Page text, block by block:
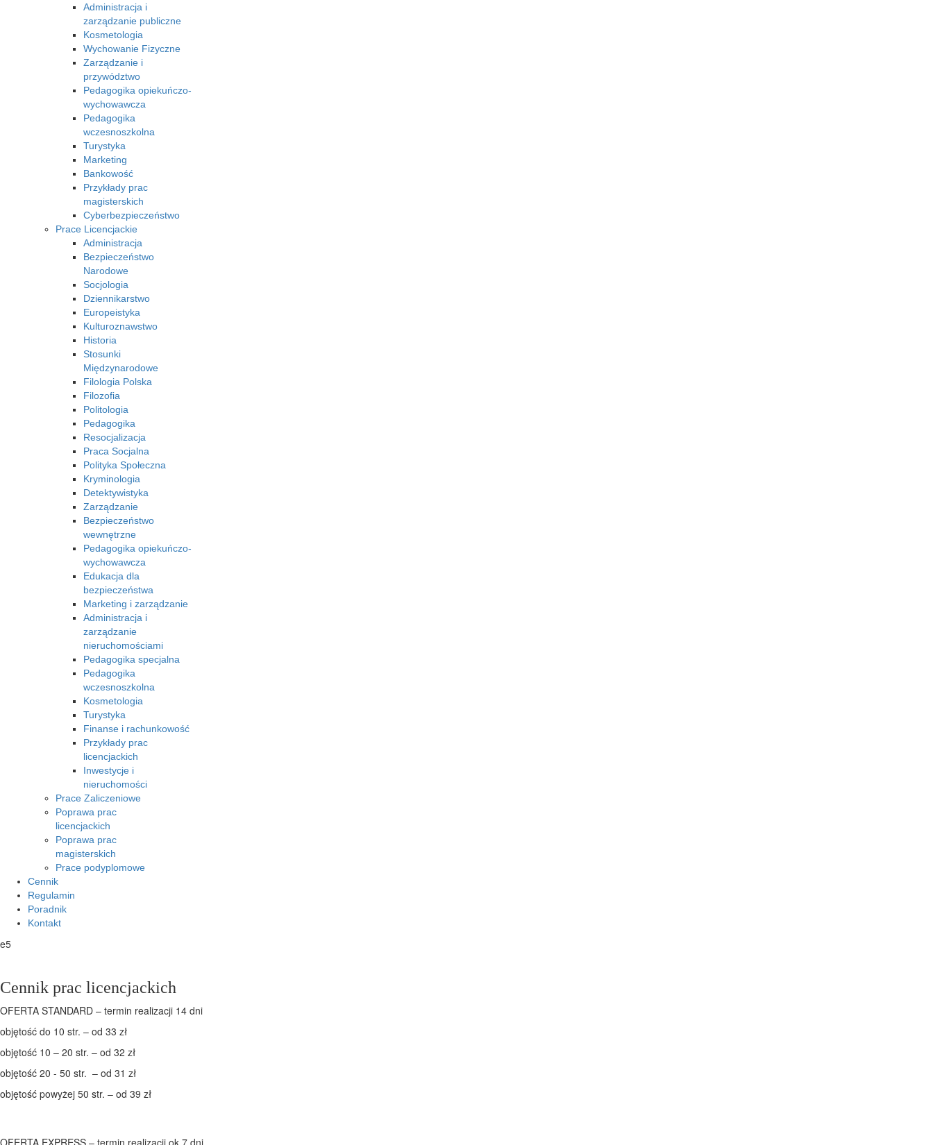
Administracja i
zarządzanie publiczne
Kosmetologia
Wychowanie Fizyczne
Zarządzanie i
przywództwo
Pedagogika opiekuńczo-
wychowawcza
Pedagogika
wczesnoszkolna
Turystyka
Marketing
Bankowość
Przykłady prac
magisterskich
Cyberbezpieczeństwo
Prace Licencjackie
Administracja
Bezpieczeństwo
Narodowe
Socjologia
Dziennikarstwo
Europeistyka
Kulturoznawstwo
Historia
Stosunki
Międzynarodowe
Filologia Polska
Filozofia
Politologia
Pedagogika
Resocjalizacja
Praca Socjalna
Polityka Społeczna
Kryminologia
Detektywistyka
Zarządzanie
Bezpieczeństwo
wewnętrzne
Pedagogika opiekuńczo-
wychowawcza
Edukacja dla
bezpieczeństwa
Marketing i zarządzanie
Administracja i
zarządzanie
nieruchomościami
Pedagogika specjalna
Pedagogika
wczesnoszkolna
Kosmetologia
Turystyka
Finanse i rachunkowość
Przykłady prac
licencjackich
Inwestycje i
nieruchomości
Prace Zaliczeniowe
Poprawa prac
licencjackich
Poprawa prac
magisterskich
Prace podyplomowe
Cennik
Regulamin
Poradnik
Kontakt
e5
Cennik prac licencjackich
OFERTA STANDARD – termin realizacji 14 dni
objętość do 10 str. – od 33 zł
objętość 10 – 20 str. – od 32 zł
objętość 20 - 50 str. – od 31 zł
objętość powyżej 50 str. – od 39 zł
OFERTA EXPRESS – termin realizacji ok 7 dni